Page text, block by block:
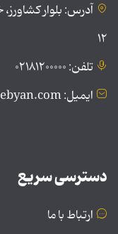
آدرس: بلوار
۱۲
تلفن: ۰۲۱۸۱۲۰۰۰۰۰
ایمیل: public@tebyan.com
دسترسی سریع
ارتباط با ما